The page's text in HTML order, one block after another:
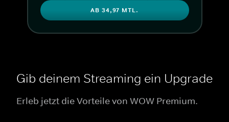
AB 34,97 MTL.
Gib deinem Streaming ein Upgrade
Erleb jetzt die Vorteile von WOW Premium.